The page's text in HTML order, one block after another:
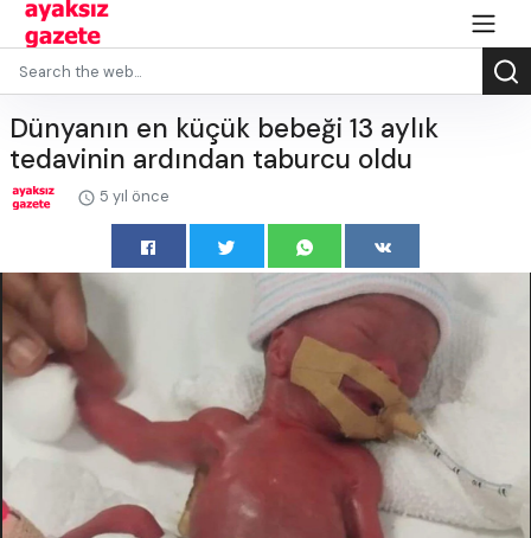
Dünyanın en küçük bebeği 13 aylık
tedavinin ardından taburcu oldu
5 yıl önce